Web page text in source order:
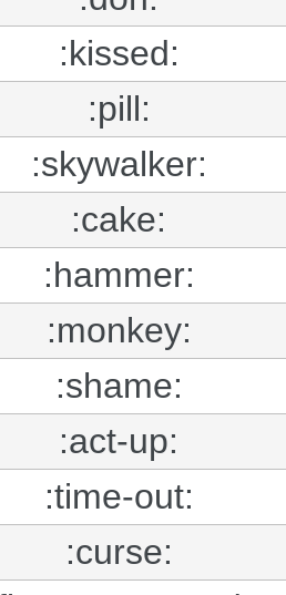
:kissed:
:pill:
:skywalker:
:cake:
:hammer:
:monkey:
:shame:
:act-up:
:time-out:
:curse: